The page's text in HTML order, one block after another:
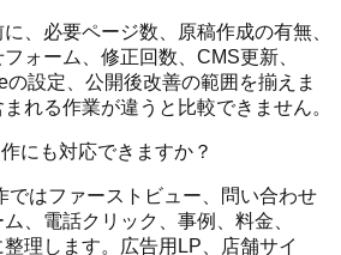
、必要ページ数、原稿作成の有無、
ォーム、修正回数、CMS更新、
設定、公開後改善の範囲を揃えま
れる作業が違うと比較できません。
にも対応できますか？
ではファーストビュー、問い合わせ
、電話クリック、事例、料金、
理します。広告用LP、店舗サイ